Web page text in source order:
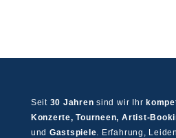
Seit 30 Jahren sind wir Ihr
Konzerte, Tourneen, Artist-
und Gastspiele. Erfahrung,